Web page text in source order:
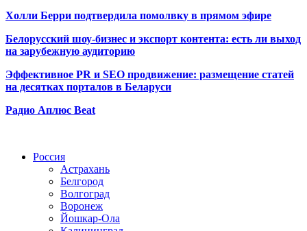
Холли Берри подтвердила помолвку в прямом эфире
Белорусский шоу-бизнес и экспорт контента: есть ли выход
на зарубежную аудиторию
Эффективное PR и SEO продвижение: размещение статей
на десятках порталов в Беларуси
Радио Аплюс Beat
Россия
Астрахань
Белгород
Волгоград
Воронеж
Йошкар-Ола